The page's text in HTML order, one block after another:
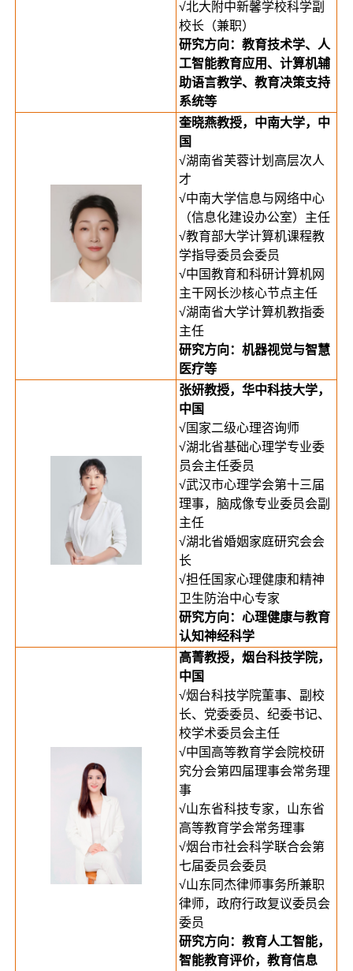
√北大附中新馨学校科学副
校长（兼职）
研究方向：教育技术学、人
工智能教育应用、计算机辅
助语言教学、教育决策支持
系统等
奎晓燕教授，中南大学，中
国
√湖南省芙蓉计划高层次人
才
√中南大学信息与网络中心
（信息化建设办公室）主任
√教育部大学计算机课程教
学指导委员会委员
√中国教育和科研计算机网
主干网长沙核心节点主任
√湖南省大学计算机教指委
主任
研究方向：机器视觉与智慧
医疗等
张妍教授，华中科技大学，
中国
√国家二级心理咨询师
√湖北省基础心理学专业委
员会主任委员
√武汉市心理学会第十三届
理事，脑成像专业委员会副
主任
√湖北省婚姻家庭研究会会
长
√担任国家心理健康和精神
卫生防治中心专家
研究方向：心理健康与教育
认知神经科学
高菁教授，烟台科技学院，
中国
√烟台科技学院董事、副校
长、党委委员、纪委书记、
校学术委员会主任
√中国高等教育学会院校研
究分会第四届理事会常务理
事
√山东省科技专家，山东省
高等教育学会常务理事
√烟台市社会科学联合会第
七届委员会委员
√山东同杰律师事务所兼职
律师，政府行政复议委员会
委员
研究方向：教育人工智能，
智能教育评价，教育信息